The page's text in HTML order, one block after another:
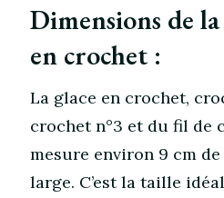
Dimensions de
en crochet :
La glace en crochet,
crochet n°3 et du fil de
mesure environ 9 cm
large. C’est la taille